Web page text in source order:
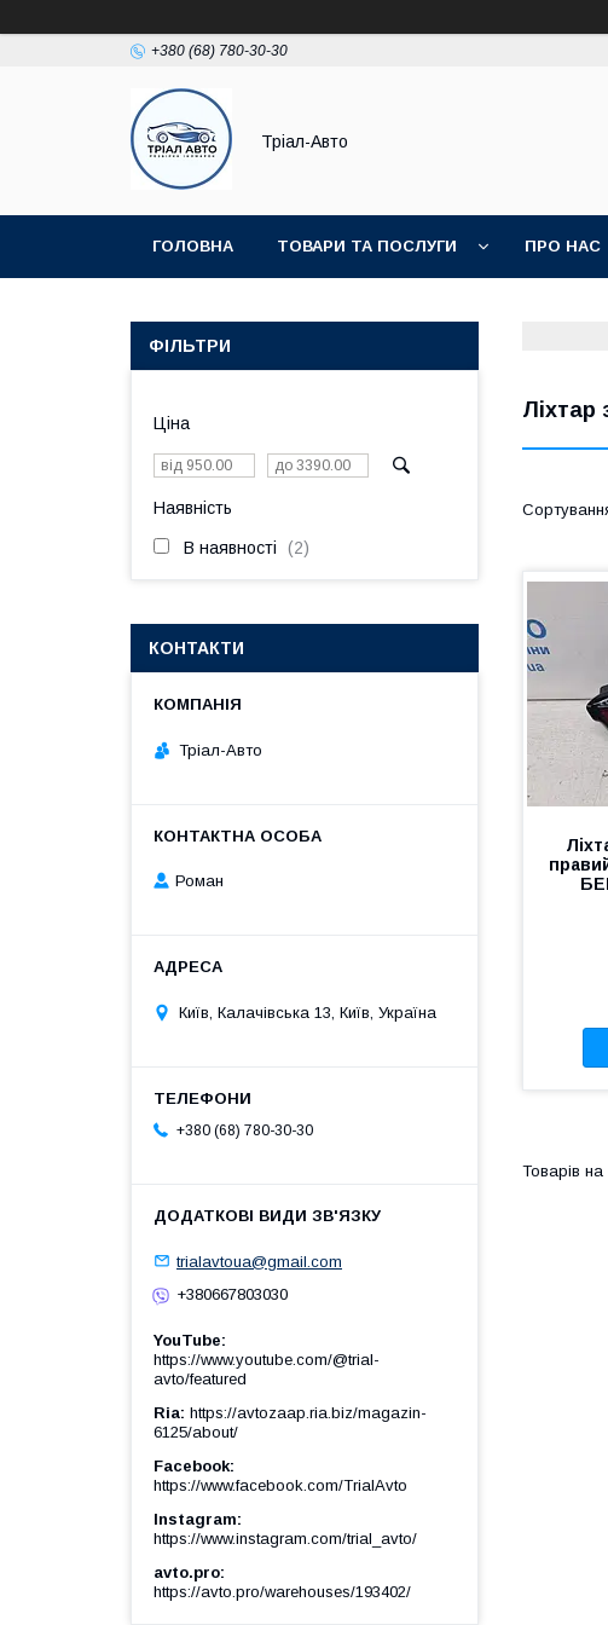
+380 (68) 780-30-30
Тріал-Авто
ГОЛОВНА ТОВАРИ ТА ПОСЛУГИ ПРО НАС
Ліхтар
ФІЛЬТРИ
Ціна
Наявність
В наявності 2
КОНТАКТИ
Тріал-Авто
Роман
Київ, Калачівська 13, Київ, Україна
+380 (68) 780-30-30
trialavtoua@gmail.com
+380667803030
YouTube
https://www.youtube.com/@trial-
avto/featured
Ria https://avtozaap.ria.biz/magazin-
6125/about/
Facebook
https://www.facebook.com/TrialAvto
Instagram
https://www.instagram.com/trial_avto/
avto.pro
https://avto.pro/warehouses/193402/